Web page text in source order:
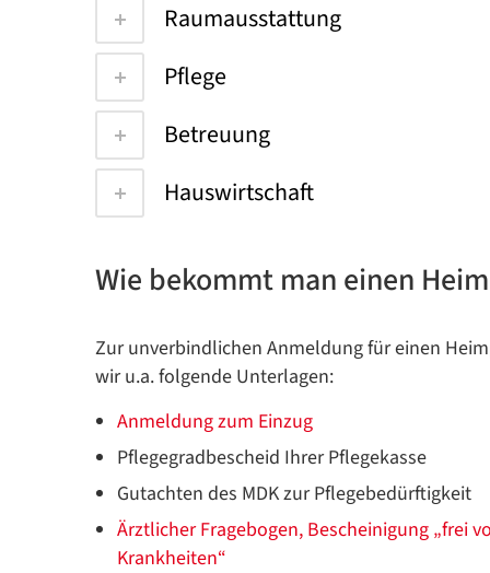
Raumausstattung
Pflege
Betreuung
Hauswirtschaft
Wie bekommt man einen
Zur unverbindlichen Anmeldung für einen
wir u.a. folgende Unterlagen:
Anmeldung zum Einzug
Pflegegradbescheid Ihrer Pflegekasse
Gutachten des MDK zur Pflegebedürftigkeit
Ärztlicher Fragebogen, Bescheinigung „frei
Krankheiten“